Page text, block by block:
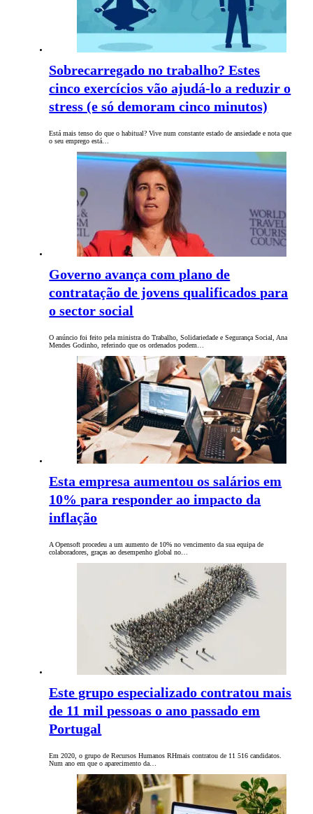
Sobrecarregado no trabalho? Estes
cinco exercícios vão ajudá-lo a reduzir o
stress (e só demoram cinco minutos)
Está mais tenso do que o habitual? Vive num constante estado de ansiedade e nota que
o seu emprego está…
Governo avança com plano de
contratação de jovens qualificados para
o sector social
O anúncio foi feito pela ministra do Trabalho, Solidariedade e Segurança Social, Ana
Mendes Godinho, referindo que os ordenados podem…
Esta empresa aumentou os salários em
10% para responder ao impacto da
inflação
A Opensoft procedeu a um aumento de 10% no vencimento da sua equipa de
colaboradores, graças ao desempenho global no…
Este grupo especializado contratou mais
de 11 mil pessoas o ano passado em
Portugal
Em 2020, o grupo de Recursos Humanos RHmais contratou de 11 516 candidatos.
Num ano em que o aparecimento da…